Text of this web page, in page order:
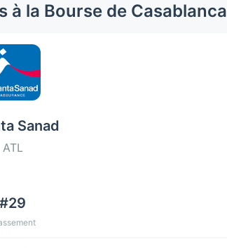
à la Bourse de Casablanca
Sanad
ATL
#29